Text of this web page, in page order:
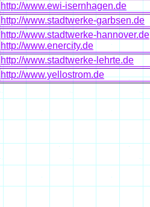
http://www.ewi-isernhagen.de
http://www.stadtwerke-garbsen.de
http://www.stadtwerke-hannover.de
http://www.enercity.de
http://www.stadtwerke-lehrte.de
http://www.yellostrom.de